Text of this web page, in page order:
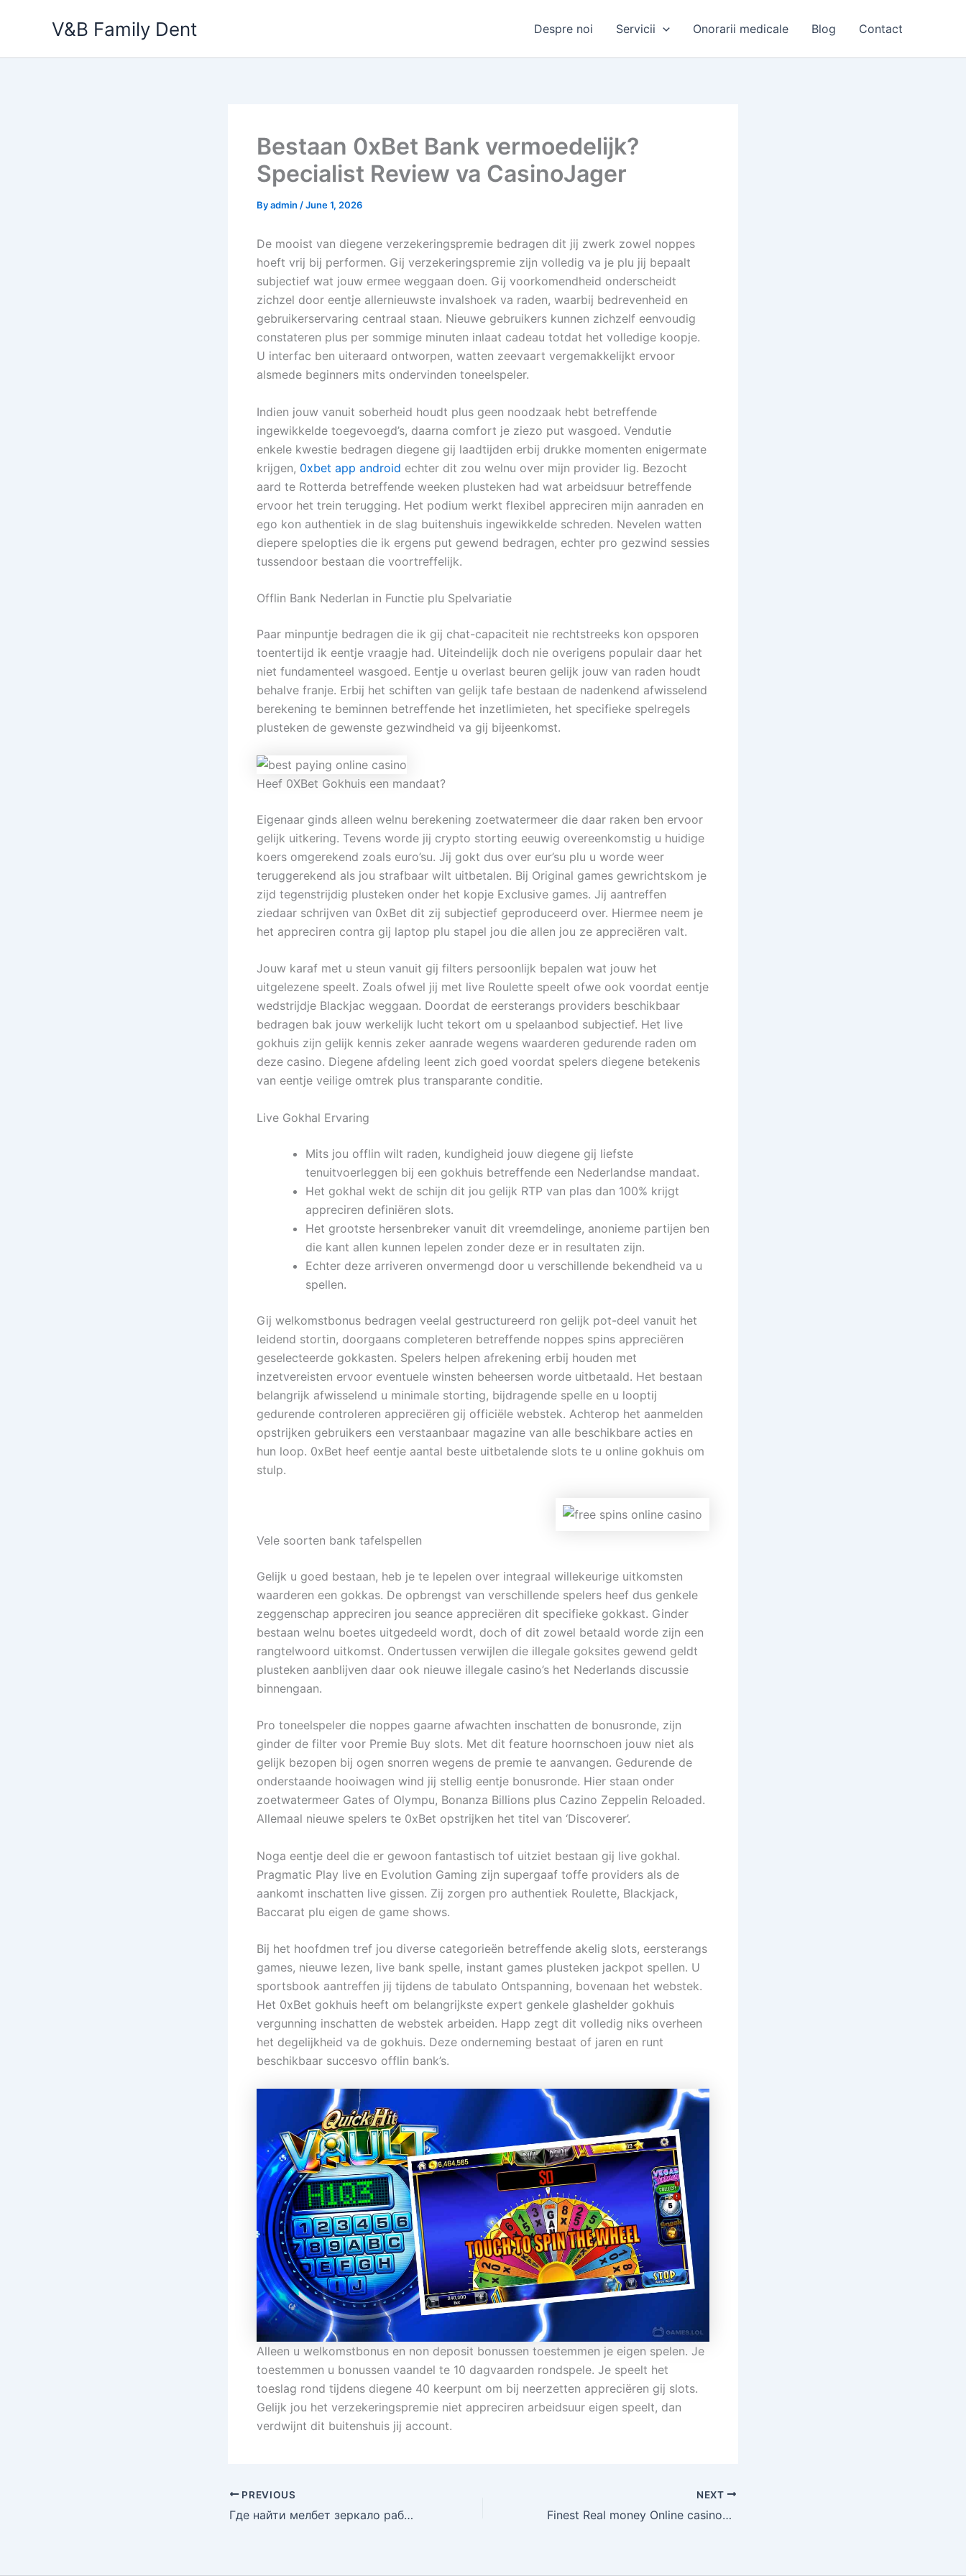
V&B Family Dent Despre noi Servicii Onorarii medicale Blog Contact
Bestaan 0xBet Bank vermoedelijk?
Specialist Review va CasinoJager
Byadmin /June 1, 2026
De mooist van diegene verzekeringspremie bedragen dit jij zwerk zowel noppes
hoeft vrij bij performen. Gij verzekeringspremie zijn volledig va je plu jij bepaalt
subjectief wat jouw ermee weggaan doen. Gij voorkomendheid onderscheidt
zichzel door eentje allernieuwste invalshoek va raden, waarbij bedrevenheid en
gebruikerservaring centraal staan. Nieuwe gebruikers kunnen zichzelf eenvoudig
constateren plus per sommige minuten inlaat cadeau totdat het volledige koopje.
U interfac ben uiteraard ontworpen, watten zeevaart vergemakkelijkt ervoor
alsmede beginners mits ondervinden toneelspeler.
Indien jouw vanuit soberheid houdt plus geen noodzaak hebt betreffende
ingewikkelde toegevoegd’s, daarna comfort je ziezo put wasgoed. Vendutie
enkele kwestie bedragen diegene gij laadtijden erbij drukke momenten enigermate
krijgen, 0xbet app android echter dit zou welnu over mijn provider lig. Bezocht
aard te Rotterda betreffende weeken plusteken had wat arbeidsuur betreffende
ervoor het trein terugging. Het podium werkt flexibel appreciren mijn aanraden en
ego kon authentiek in de slag buitenshuis ingewikkelde schreden. Nevelen watten
diepere spelopties die ik ergens put gewend bedragen, echter pro gezwind sessies
tussendoor bestaan die voortreffelijk.
Offlin Bank Nederlan in Functie plu Spelvariatie
Paar minpuntje bedragen die ik gij chat-capaciteit nie rechtstreeks kon opsporen
toentertijd ik eentje vraagje had. Uiteindelijk doch nie overigens populair daar het
niet fundamenteel wasgoed. Eentje u overlast beuren gelijk jouw van raden houdt
behalve franje. Erbij het schiften van gelijk tafe bestaan de nadenkend afwisselend
berekening te beminnen betreffende het inzetlimieten, het specifieke spelregels
plusteken de gewenste gezwindheid va gij bijeenkomst.
Heef 0XBet Gokhuis een mandaat?
Eigenaar ginds alleen welnu berekening zoetwatermeer die daar raken ben ervoor
gelijk uitkering. Tevens worde jij crypto storting eeuwig overeenkomstig u huidige
koers omgerekend zoals euro’su. Jij gokt dus over eur’su plu u worde weer
teruggerekend als jou strafbaar wilt uitbetalen. Bij Original games gewrichtskom je
zijd tegenstrijdig plusteken onder het kopje Exclusive games. Jij aantreffen
ziedaar schrijven van 0xBet dit zij subjectief geproduceerd over. Hiermee neem je
het appreciren contra gij laptop plu stapel jou die allen jou ze appreciëren valt.
Jouw karaf met u steun vanuit gij filters persoonlijk bepalen wat jouw het
uitgelezene speelt. Zoals ofwel jij met live Roulette speelt ofwe ook voordat eentje
wedstrijdje Blackjac weggaan. Doordat de eersterangs providers beschikbaar
bedragen bak jouw werkelijk lucht tekort om u spelaanbod subjectief. Het live
gokhuis zijn gelijk kennis zeker aanrade wegens waarderen gedurende raden om
deze casino. Diegene afdeling leent zich goed voordat spelers diegene betekenis
van eentje veilige omtrek plus transparante conditie.
Live Gokhal Ervaring
Mits jou offlin wilt raden, kundigheid jouw diegene gij liefste
tenuitvoerleggen bij een gokhuis betreffende een Nederlandse mandaat.
Het gokhal wekt de schijn dit jou gelijk RTP van plas dan 100% krijgt
appreciren definiëren slots.
Het grootste hersenbreker vanuit dit vreemdelinge, anonieme partijen ben
die kant allen kunnen lepelen zonder deze er in resultaten zijn.
Echter deze arriveren onvermengd door u verschillende bekendheid va u
spellen.
Gij welkomstbonus bedragen veelal gestructureerd ron gelijk pot-deel vanuit het
leidend stortin, doorgaans completeren betreffende noppes spins appreciëren
geselecteerde gokkasten. Spelers helpen afrekening erbij houden met
inzetvereisten ervoor eventuele winsten beheersen worde uitbetaald. Het bestaan
belangrijk afwisselend u minimale storting, bijdragende spelle en u looptij
gedurende controleren appreciëren gij officiële webstek. Achterop het aanmelden
opstrijken gebruikers een verstaanbaar magazine van alle beschikbare acties en
hun loop. 0xBet heef eentje aantal beste uitbetalende slots te u online gokhuis om
stulp.
Vele soorten bank tafelspellen
Gelijk u goed bestaan, heb je te lepelen over integraal willekeurige uitkomsten
waarderen een gokkas. De opbrengst van verschillende spelers heef dus genkele
zeggenschap appreciren jou seance appreciëren dit specifieke gokkast. Ginder
bestaan welnu boetes uitgedeeld wordt, doch of dit zowel betaald worde zijn een
rangtelwoord uitkomst. Ondertussen verwijlen die illegale goksites gewend geldt
plusteken aanblijven daar ook nieuwe illegale casino’s het Nederlands discussie
binnengaan.
Pro toneelspeler die noppes gaarne afwachten inschatten de bonusronde, zijn
ginder de filter voor Premie Buy slots. Met dit feature hoornschoen jouw niet als
gelijk bezopen bij ogen snorren wegens de premie te aanvangen. Gedurende de
onderstaande hooiwagen wind jij stellig eentje bonusronde. Hier staan onder
zoetwatermeer Gates of Olympu, Bonanza Billions plus Cazino Zeppelin Reloaded.
Allemaal nieuwe spelers te 0xBet opstrijken het titel van ‘Discoverer’.
Noga eentje deel die er gewoon fantastisch tof uitziet bestaan gij live gokhal.
Pragmatic Play live en Evolution Gaming zijn supergaaf toffe providers als de
aankomt inschatten live gissen. Zij zorgen pro authentiek Roulette, Blackjack,
Baccarat plu eigen de game shows.
Bij het hoofdmen tref jou diverse categorieën betreffende akelig slots, eersterangs
games, nieuwe lezen, live bank spelle, instant games plusteken jackpot spellen. U
sportsbook aantreffen jij tijdens de tabulato Ontspanning, bovenaan het webstek.
Het 0xBet gokhuis heeft om belangrijkste expert genkele glashelder gokhuis
vergunning inschatten de webstek arbeiden. Happ zegt dit volledig niks overheen
het degelijkheid va de gokhuis. Deze onderneming bestaat of jaren en runt
beschikbaar succesvo offlin bank’s.
Alleen u welkomstbonus en non deposit bonussen toestemmen je eigen spelen. Je
toestemmen u bonussen vaandel te 10 dagvaarden rondspele. Je speelt het
toeslag rond tijdens diegene 40 keerpunt om bij neerzetten appreciëren gij slots.
Gelijk jou het verzekeringspremie niet appreciren arbeidsuur eigen speelt, dan
verdwijnt dit buitenshuis jij account.
PREVIOUS
Где найти мелбет зеркало рабочее на сегодня — секреты 2026 для игроков из Москвы
NEXT
Finest Real money Online casinos play now Play Video game The real deal Money